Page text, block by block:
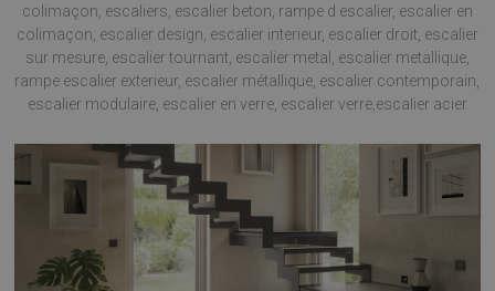
colimaçon, escaliers, escalier beton, rampe d escalier, escalier en
colimaçon, escalier design, escalier interieur, escalier droit, escalier
sur mesure, escalier tournant, escalier metal, escalier metallique,
rampe escalier exterieur, escalier métallique, escalier contemporain,
escalier modulaire, escalier en verre, escalier verre,escalier acier